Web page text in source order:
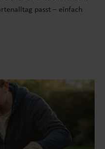
passt – einfach